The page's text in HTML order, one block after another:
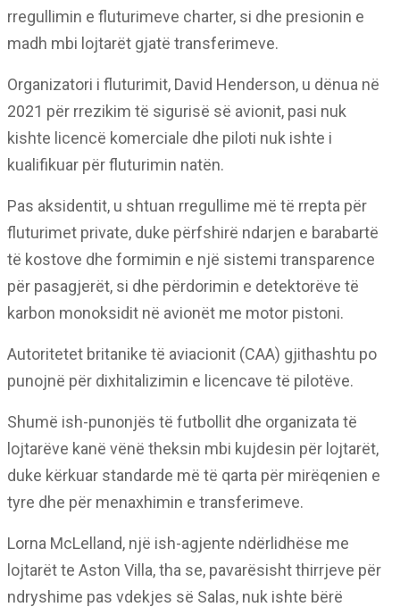
rregullimin e fluturimeve charter, si dhe presionin e
madh mbi lojtarët gjatë transferimeve.
Organizatori i fluturimit, David Henderson, u dënua në
2021 për rrezikim të sigurisë së avionit, pasi nuk
kishte licencë komerciale dhe piloti nuk ishte i
kualifikuar për fluturimin natën.
Pas aksidentit, u shtuan rregullime më të rrepta për
fluturimet private, duke përfshirë ndarjen e barabartë
të kostove dhe formimin e një sistemi transparence
për pasagjerët, si dhe përdorimin e detektorëve të
karbon monoksidit në avionët me motor pistoni.
Autoritetet britanike të aviacionit (CAA) gjithashtu po
punojnë për dixhitalizimin e licencave të pilotëve.
Shumë ish-punonjës të futbollit dhe organizata të
lojtarëve kanë vënë theksin mbi kujdesin për lojtarët,
duke kërkuar standarde më të qarta për mirëqenien e
tyre dhe për menaxhimin e transferimeve.
Lorna McLelland, një ish-agjente ndërlidhëse me
lojtarët te Aston Villa, tha se, pavarësisht thirrjeve për
ndryshime pas vdekjes së Salas, nuk ishte bërë